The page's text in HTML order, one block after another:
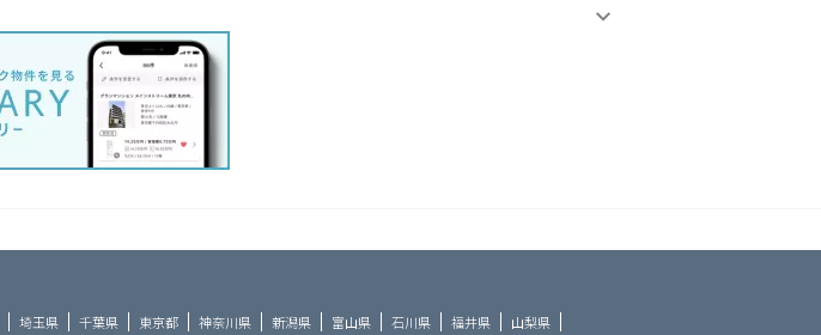
埼玉県 千葉県 東京都 神奈川県 新潟県 富山県 石川県 福井県 山梨県